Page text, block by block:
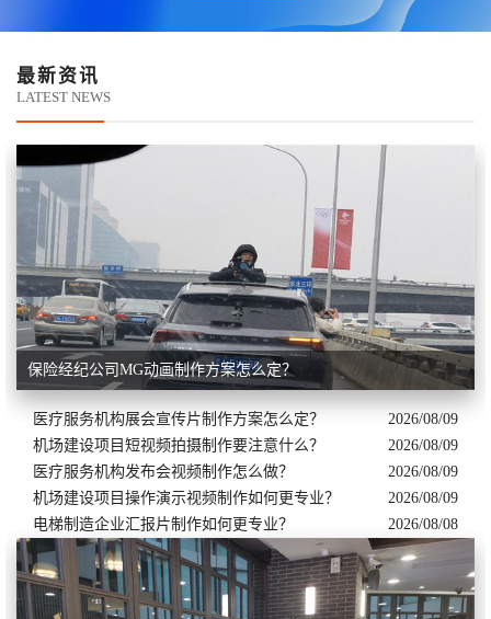
最新资讯
LATEST NEWS
保险经纪公司MG动画制作方案怎么定？
2026/08/09
医疗服务机构展会宣传片制作方案怎么定？
2026/08/09
机场建设项目短视频拍摄制作要注意什么？
2026/08/09
医疗服务机构发布会视频制作怎么做？
2026/08/09
机场建设项目操作演示视频制作如何更专业？
2026/08/08
电梯制造企业汇报片制作如何更专业？